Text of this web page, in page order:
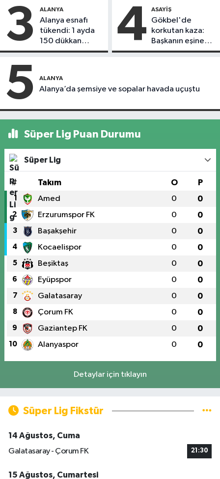
3 ALANYA
Alanya esnafı
tükendi: 1 ayda
150 dükkan
kapandı
4 ASAYIŞ
Gökbel'de
korkutan kaza:
Başkanın eşine
motosiklet çarptı
5 ALANYA
Alanya’da şemsiye ve sopalar havada uçuştu
Süper Lig Puan Durumu
Süper Lig
# Takım O P
1 Amed 0 0
2 Erzurumspor FK 0 0
3 Başakşehir 0 0
4 Kocaelispor 0 0
5 Beşiktaş 0 0
6 Eyüpspor 0 0
7 Galatasaray 0 0
8 Çorum FK 0 0
9 Gaziantep FK 0 0
10 Alanyaspor 0 0
Detaylar için tıklayın
Süper Lig Fikstür
14 Ağustos, Cuma
Galatasaray - Çorum FK
21:30
15 Ağustos, Cumartesi